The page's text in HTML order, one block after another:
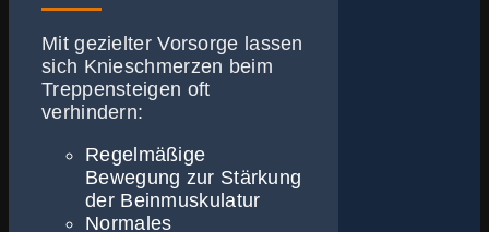
Mit gezielter Vorsorge lassen
sich Knieschmerzen beim
Treppensteigen oft
verhindern:
Regelmäßige
Bewegung zur Stärkung
der Beinmuskulatur
Normales